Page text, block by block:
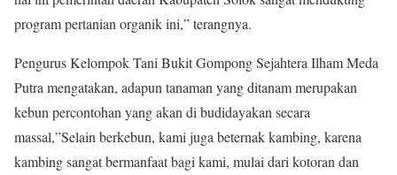
program pertanian organik ini,” terangnya.
Pengurus Kelompok Tani Bukit Gompong Sejahtera Ilham Meda
Putra mengatakan, adapun tanaman yang ditanam merupakan
kebun percontohan yang akan di budidayakan secara
massal,”Selain berkebun, kami juga beternak kambing, karena
kambing sangat bermanfaat bagi kami, mulai dari kotoran dan